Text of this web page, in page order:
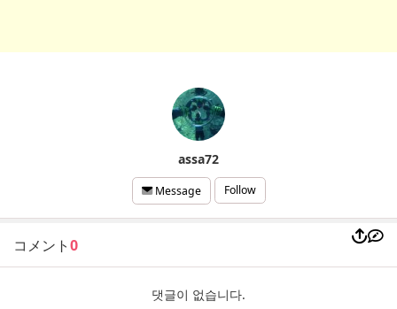
assa72
Message Follow
コメント0
댓글이 없습니다.